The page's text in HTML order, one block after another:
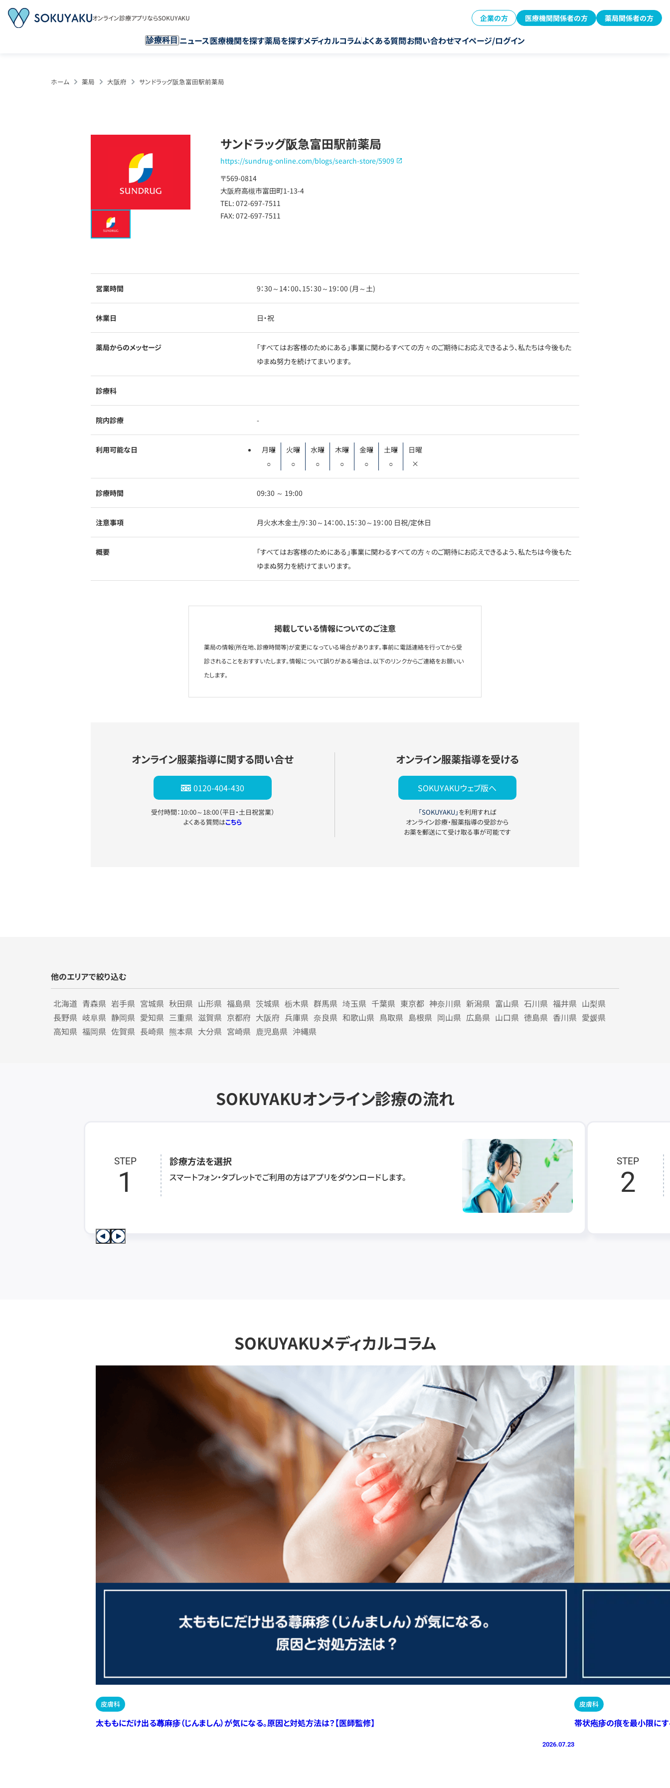
オンライン診療アプリならSOKUYAKU 企業の方 医療機関関係者の方 薬局関係者の方
診療科目 ニュース医療機関を探す薬局を探すメディカルコラムよくある質問お問い合わせマイページ/ログイン
ホーム 薬局 大阪府 サンドラッグ阪急富田駅前薬局
サンドラッグ阪急富田駅前薬局
https://sundrug-online.com/blogs/search-store/5909
〒569-0814
大阪府高槻市富田町1-13-4
TEL: 072-697-7511
FAX: 072-697-7511
営業時間 9：30～14：00、15：30～19：00 (月～土)
休業日 日・祝
薬局からのメッセージ
「すべてはお客様のためにある」事業に関わるすべての方々のご期待にお応えできるよう、私たちは今後もた
ゆまぬ努力を続けてまいります。
診療科
院内診療 -
利用可能な日
月曜
○
火曜
○
水曜
○
木曜
○
金曜
○
土曜
○
日曜
×
診療時間 09:30 ～ 19:00
注意事項 月火水木金土/9：30～14：00、15：30～19：00 日祝/定休日
概要
「すべてはお客様のためにある」事業に関わるすべての方々のご期待にお応えできるよう、私たちは今後もた
ゆまぬ努力を続けてまいります。
掲載している情報についてのご注意
薬局の情報(所在地、診療時間等)が変更になっている場合があります。事前に電話連絡を行ってから受
診されることをおすすいたします。情報について誤りがある場合は、以下のリンクからご連絡をお願いい
たします。
オンライン服薬指導に関する問い合せ
0120-404-430
受付時間：10:00～18:00（平日・土日祝営業）
よくある質問はこちら
オンライン服薬指導を受ける
SOKUYAKUウェブ版へ
「SOKUYAKU」を利用すれば
オンライン診療・服薬指導の受診から
お薬を郵送にて受け取る事が可能です
他のエリアで絞り込む
北海道 青森県 岩手県 宮城県 秋田県 山形県 福島県 茨城県 栃木県 群馬県 埼玉県 千葉県 東京都 神奈川県 新潟県 富山県 石川県 福井県 山梨県
長野県 岐阜県 静岡県 愛知県 三重県 滋賀県 京都府 大阪府 兵庫県 奈良県 和歌山県 鳥取県 島根県 岡山県 広島県 山口県 徳島県 香川県 愛媛県
高知県 福岡県 佐賀県 長崎県 熊本県 大分県 宮崎県 鹿児島県 沖縄県
SOKUYAKUオンライン診療の流れ
STEP
1
診療方法を選択
スマートフォン・タブレットでご利用の方はアプリをダウンロードします。
STEP
2
SOKUYAKUメディカルコラム
皮膚科
太ももにだけ出る蕁麻疹（じんましん）が気になる。原因と対処方法は？【医師監修】
2026.07.23
皮膚科
帯状疱疹の痕を最小限にす